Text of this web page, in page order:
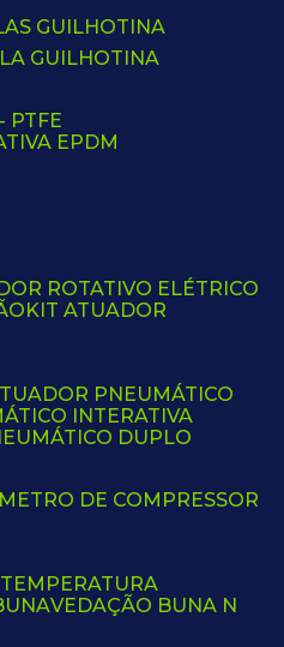
GUILHOTINA
GUILHOTINA
PTFE
EPDM
ROTATIVO ELÉTRICO
KIT ATUADOR
PNEUMÁTICO
INTERATIVA
DUPLO
DE COMPRESSOR
TEMPERATURA
VEDAÇÃO BUNA N